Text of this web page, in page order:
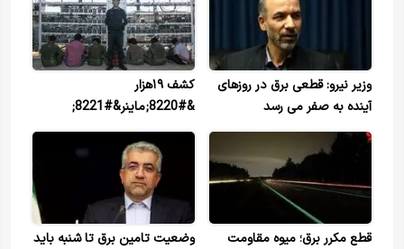
وزیر نیرو: قطعی برق در روزهای
آینده به صفر می رسد
کشف ۱۹هزار
&#8220;ماینر&#8221;
غیرمجاز در ۲۰ روز تیرماه
قطع مکرر برق؛ میوه مقاومت
وضعیت تامین برق تا شنبه باید